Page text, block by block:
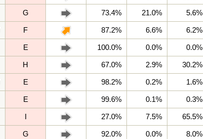
G 73.4% 21.0% 5.6%
F 87.2% 6.6% 6.2%
E 100.0% 0.0% 0.0%
H 67.0% 2.9% 30.2%
E 98.2% 0.2% 1.6%
E 99.6% 0.1% 0.3%
I 27.0% 7.5% 65.5%
G 92.0% 0.0% 8.0%